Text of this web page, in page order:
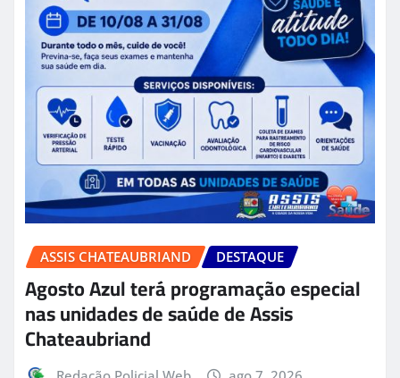
ASSIS CHATEAUBRIAND DESTAQUE
Agosto Azul terá programação especial
nas unidades de saúde de Assis
Chateaubriand